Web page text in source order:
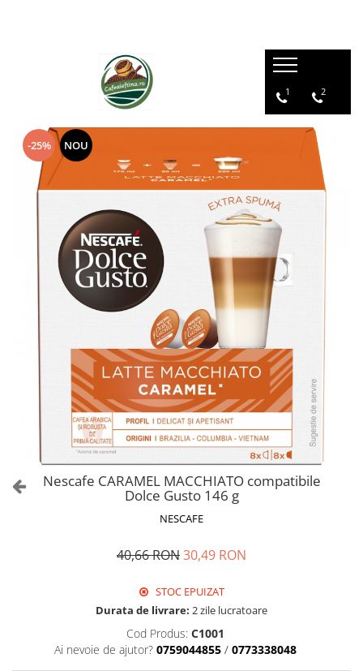
1 2
-25% NOU
Nescafe CARAMEL MACCHIATO compatibile
Dolce Gusto 146 g
NESCAFE
40,66 RON30,49 RON
STOC EPUIZAT
Durata de livrare: 2 zile lucratoare
Cod Produs: C1001
Ai nevoie de ajutor? 0759044855 / 0773338048